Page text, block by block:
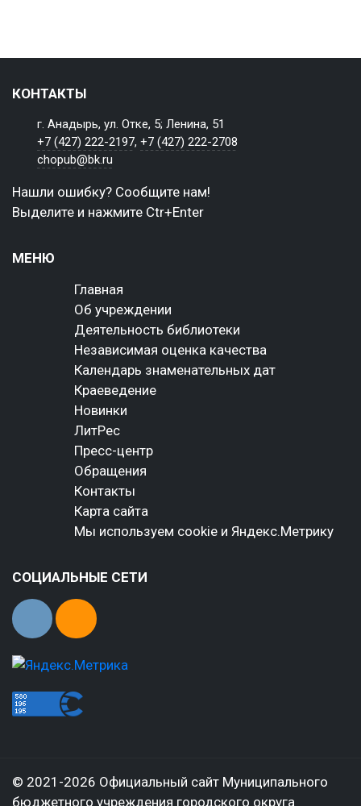
КОНТАКТЫ
г. Анадырь, ул. Отке, 5; Ленина, 51
+7 (427) 222-2197,+7 (427) 222-2708
chopub@bk.ru
Нашли ошибку? Сообщите нам!
Выделите и нажмите Ctr+Enter
МЕНЮ
Главная
Об учреждении
Деятельность библиотеки
Независимая оценка качества
Календарь знаменательных дат
Краеведение
Новинки
ЛитРес
Пресс-центр
Обращения
Контакты
Карта сайта
Мы используем cookie и Яндекс.Метрику
СОЦИАЛЬНЫЕ СЕТИ
© 2021-2026 Официальный сайт Муниципального
бюджетного учреждения городского округа